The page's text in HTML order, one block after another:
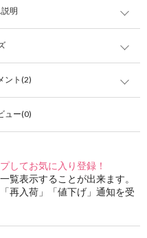
明
ント(2)
ュー(0)
してお気に入り登録！
覧表示することが出来ます。
再入荷」「値下げ」通知を受